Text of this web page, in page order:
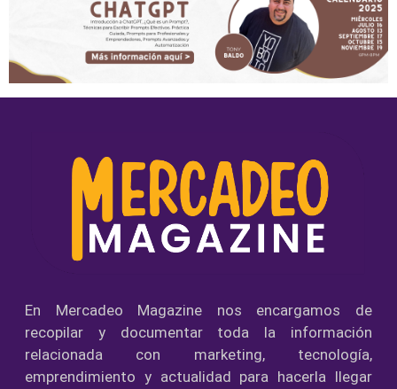
En Mercadeo Magazine nos encargamos de
recopilar y documentar toda la información
relacionada con marketing, tecnología,
emprendimiento y actualidad para hacerla llegar